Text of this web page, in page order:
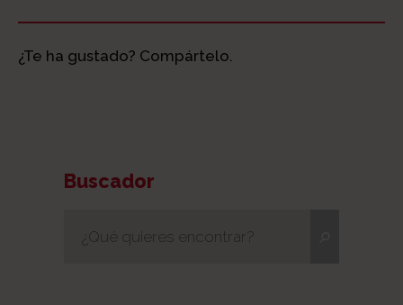
¿Te ha gustado? Compártelo.
Buscador